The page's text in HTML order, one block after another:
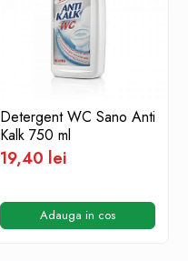
Detergent WC Sano Anti
Kalk 750 ml
19,40 lei
Adauga in cos